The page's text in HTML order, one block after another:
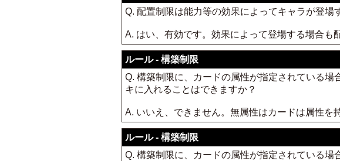
Q. 配置制限は能力等の効果によってキャラが登場
A. はい、有効です。効果によって登場する場合も
ルール - 構築制限
Q. 構築制限に、カードの属性が指定されている
キに入れることはできますか？
A. いいえ、できません。無属性はカードは属性を
ルール - 構築制限
Q. 構築制限に、カードの属性が指定されている